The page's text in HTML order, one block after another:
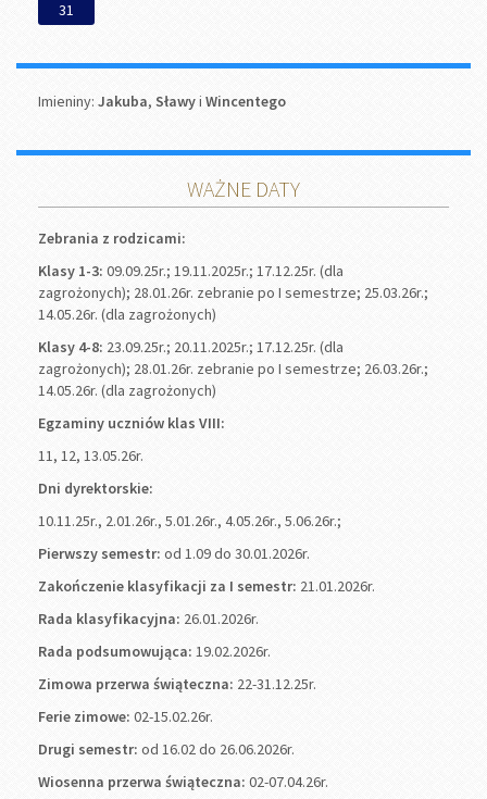
31
Imieniny
Imieniny: Jakuba, Sławyi Wincentego
WAŻNE DATY
Zebrania z rodzicami:
Klasy 1-3: 09.09.25r.; 19.11.2025r.; 17.12.25r. (dla
zagrożonych); 28.01.26r. zebranie po I semestrze; 25.03.26r.;
14.05.26r. (dla zagrożonych)
Klasy 4-8: 23.09.25r.; 20.11.2025r.; 17.12.25r. (dla
zagrożonych); 28.01.26r. zebranie po I semestrze; 26.03.26r.;
14.05.26r. (dla zagrożonych)
Egzaminy uczniów klas VIII:
11, 12, 13.05.26r.
Dni dyrektorskie:
10.11.25r., 2.01.26r., 5.01.26r., 4.05.26r., 5.06.26r.;
Pierwszy semestr: od 1.09 do 30.01.2026r.
Zakończenie klasyfikacji za I semestr: 21.01.2026r.
Rada klasyfikacyjna: 26.01.2026r.
Rada podsumowująca: 19.02.2026r.
Zimowa przerwa świąteczna: 22-31.12.25r.
Ferie zimowe: 02-15.02.26r.
Drugi semestr: od 16.02 do 26.06.2026r.
Wiosenna przerwa świąteczna: 02-07.04.26r.